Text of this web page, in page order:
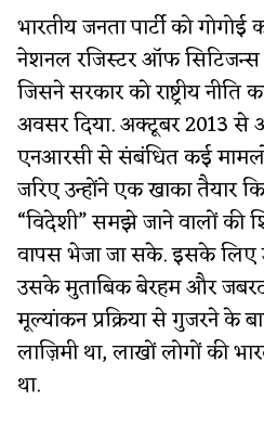
भारतीय जनता पार्टी को
नेशनल रजिस्टर ऑफ
जिसने सरकार को राष्ट्रीय
अवसर दिया. अक्टूबर 2013 से
एनआरसी से संबंधित कई
जरिए उन्होंने एक खाका तैयार
“विदेशी” समझे जाने वालों की
वापस भेजा जा सके. इसके लिए
उसके मुताबिक बेरहम और
मूल्यांकन प्रक्रिया से गुजरने के
लाज़िमी था, लाखों लोगों की
था.